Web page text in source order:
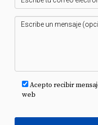
Acepto recibir
web